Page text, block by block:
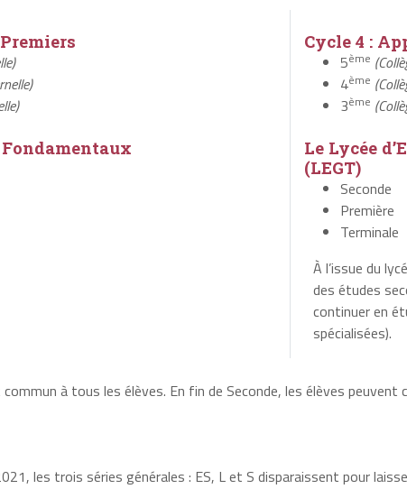
Cycle 4 :
5ème
4ème
3ème
Le Lycée
(LEGT)
Seconde
Première
Terminale
À l’issue du
des études
continuer en
spécialisées).
à tous les élèves. En fin de Seconde, les élèves peuvent
les trois séries générales : ES, L et S disparaissent pour